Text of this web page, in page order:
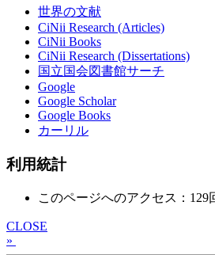
世界の文献
CiNii Research (Articles)
CiNii Books
CiNii Research (Dissertations)
国立国会図書館サーチ
Google
Google Scholar
Google Books
カーリル
利用統計
このページへのアクセス：129
CLOSE
»